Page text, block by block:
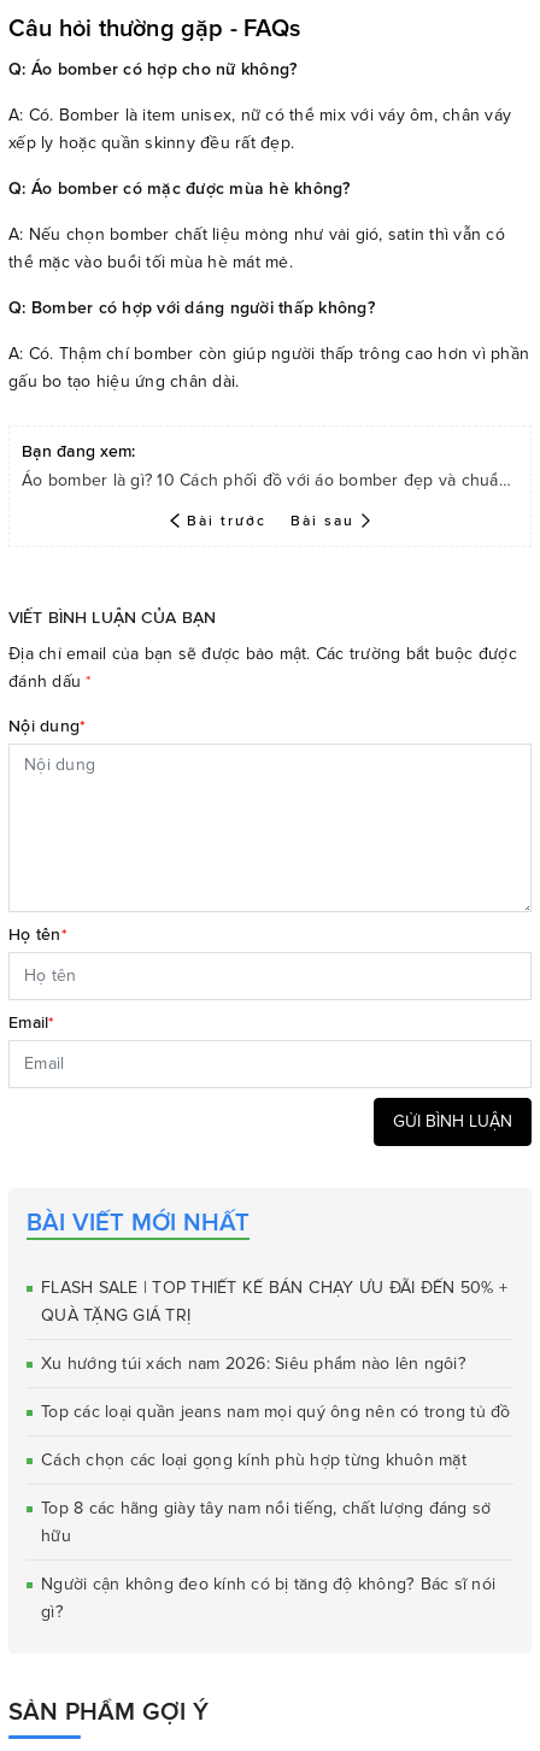
Câu hỏi thường gặp - FAQs
Q: Áo bomber có hợp cho nữ không?
A: Có. Bomber là item unisex, nữ có thể mix với váy ôm, chân váy
xếp ly hoặc quần skinny đều rất đẹp.
Q: Áo bomber có mặc được mùa hè không?
A: Nếu chọn bomber chất liệu mỏng như vải gió, satin thì vẫn có
thể mặc vào buổi tối mùa hè mát mẻ.
Q: Bomber có hợp với dáng người thấp không?
A: Có. Thậm chí bomber còn giúp người thấp trông cao hơn vì phần
gấu bo tạo hiệu ứng chân dài.
Bạn đang xem:
Áo bomber là gì? 10 Cách phối đồ với áo bomber đẹp và chuẩn trend
Bài trước Bài sau
VIẾT BÌNH LUẬN CỦA BẠN
Địa chỉ email của bạn sẽ được bảo mật. Các trường bắt buộc được
đánh dấu*
Nội dung*
Họ tên*
Email*
GỬI BÌNH LUẬN
BÀI VIẾT MỚI NHẤT
FLASH SALE | TOP THIẾT KẾ BÁN CHẠY ƯU ĐÃI ĐẾN 50% +
QUÀ TẶNG GIÁ TRỊ
Xu hướng túi xách nam 2026: Siêu phẩm nào lên ngôi?
Top các loại quần jeans nam mọi quý ông nên có trong tủ đồ
Cách chọn các loại gọng kính phù hợp từng khuôn mặt
Top 8 các hãng giày tây nam nổi tiếng, chất lượng đáng sở
hữu
Người cận không đeo kính có bị tăng độ không? Bác sĩ nói
gì?
SẢN PHẨM GỢI Ý